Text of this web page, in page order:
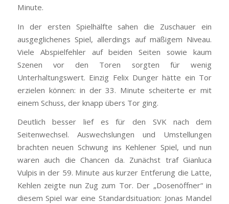
Minute.
In der ersten Spielhälfte sahen die Zuschauer ein
ausgeglichenes Spiel, allerdings auf mäßigem Niveau.
Viele Abspielfehler auf beiden Seiten sowie kaum
Szenen vor den Toren sorgten für wenig
Unterhaltungswert. Einzig Felix Dunger hätte ein Tor
erzielen können: in der 33. Minute scheiterte er mit
einem Schuss, der knapp übers Tor ging.
Deutlich besser lief es für den SVK nach dem
Seitenwechsel. Auswechslungen und Umstellungen
brachten neuen Schwung ins Kehlener Spiel, und nun
waren auch die Chancen da. Zunächst traf Gianluca
Vulpis in der 59. Minute aus kurzer Entferung die Latte,
Kehlen zeigte nun Zug zum Tor. Der „Dosenöffner“ in
diesem Spiel war eine Standardsituation: Jonas Mandel